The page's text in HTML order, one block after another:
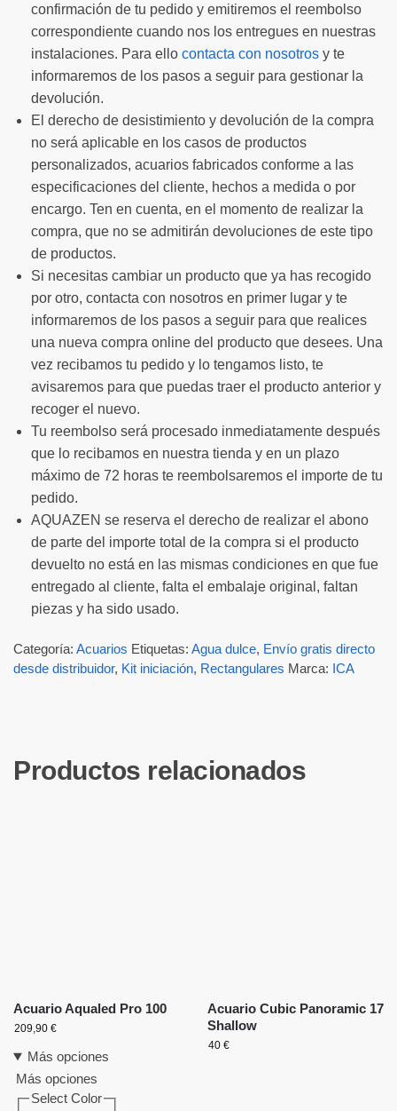
confirmación de tu pedido y emitiremos el reembolso
correspondiente cuando nos los entregues en nuestras
instalaciones. Para ello contacta con nosotros y te
informaremos de los pasos a seguir para gestionar la
devolución.
El derecho de desistimiento y devolución de la compra
no será aplicable en los casos de productos
personalizados, acuarios fabricados conforme a las
especificaciones del cliente, hechos a medida o por
encargo. Ten en cuenta, en el momento de realizar la
compra, que no se admitirán devoluciones de este tipo
de productos.
Si necesitas cambiar un producto que ya has recogido
por otro, contacta con nosotros en primer lugar y te
informaremos de los pasos a seguir para que realices
una nueva compra online del producto que desees. Una
vez recibamos tu pedido y lo tengamos listo, te
avisaremos para que puedas traer el producto anterior y
recoger el nuevo.
Tu reembolso será procesado inmediatamente después
que lo recibamos en nuestra tienda y en un plazo
máximo de 72 horas te reembolsaremos el importe de tu
pedido.
AQUAZEN se reserva el derecho de realizar el abono
de parte del importe total de la compra si el producto
devuelto no está en las mismas condiciones en que fue
entregado al cliente, falta el embalaje original, faltan
piezas y ha sido usado.
Categoría: Acuarios Etiquetas: Agua dulce, Envío gratis directo
desde distribuidor, Kit iniciación, Rectangulares Marca: ICA
Productos relacionados
Acuario Aqualed Pro 100
209,90 €
Más opciones
Más opciones
Select Color
Acuario Cubic Panoramic 17
Shallow
40 €